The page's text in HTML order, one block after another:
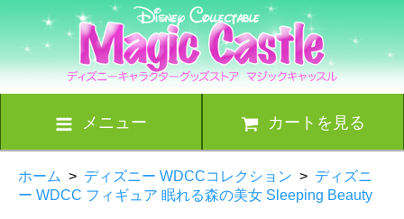
メニュー カートを見る
ホーム > ディズニー WDCCコレクション > ディズニ
ー WDCC フィギュア 眠れる森の美女 Sleeping Beauty